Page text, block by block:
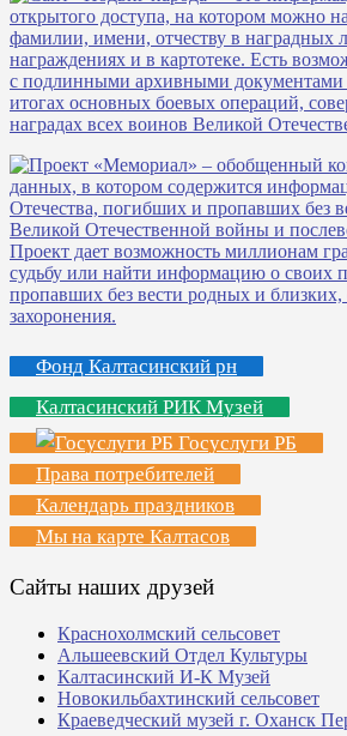
Фонд Калтасинский рн
Калтасинский РИК Музей
Госуслуги РБ
Права потребителей
Календарь праздников
Мы на карте Калтасов
Сайты наших друзей
Краснохолмский сельсовет
Альшеевский Отдел Культуры
Калтасинский И-К Музей
Новокильбахтинский сельсовет
Краеведческий музей г. Оханск